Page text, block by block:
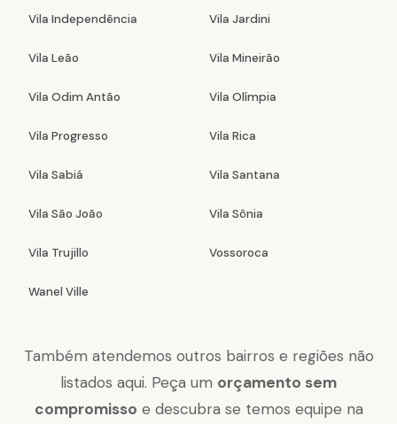
Vila Independência Vila Jardini
Vila Leão Vila Mineirão
Vila Odim Antão Vila Olímpia
Vila Progresso Vila Rica
Vila Sabiá Vila Santana
Vila São João Vila Sônia
Vila Trujillo Vossoroca
Wanel Ville
Também atendemos outros bairros e regiões não
listados aqui. Peça um orçamento sem
compromisso e descubra se temos equipe na